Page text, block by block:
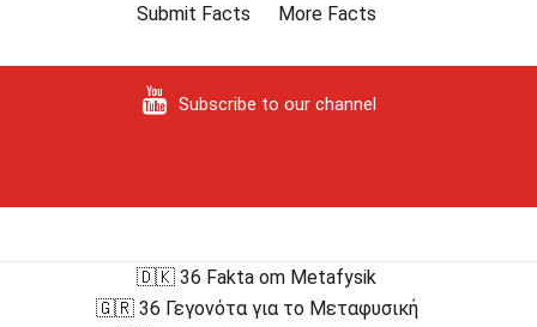
Submit Facts
More Facts
Subscribe to our channel
🇩🇰 36 Fakta om Metafysik
🇬🇷 36 Γεγονότα για το Μεταφυσική